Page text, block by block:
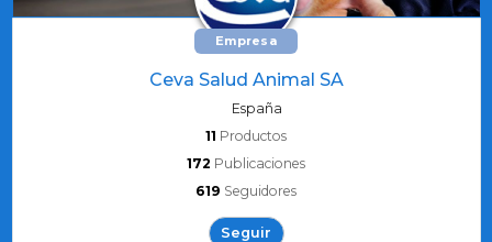
Empresa
Ceva Salud Animal SA
España
11 Productos
172 Publicaciones
619 Seguidores
Seguir